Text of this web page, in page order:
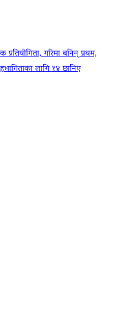
गरिमा बनिन् प्रथम,
लागि १४ छानिए